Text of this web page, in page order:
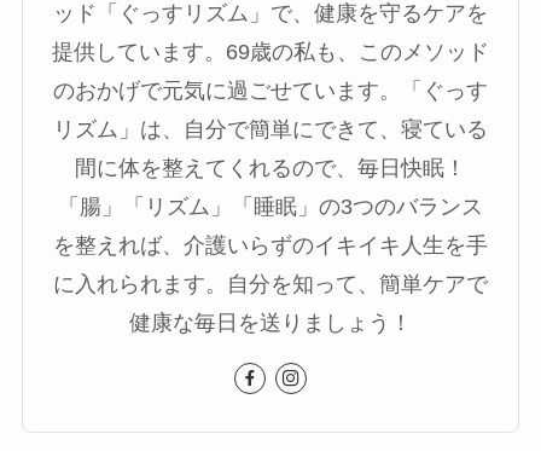
ッド「ぐっすリズム」で、健康を守るケアを
提供しています。69歳の私も、このメソッド
のおかげで元気に過ごせています。「ぐっす
リズム」は、自分で簡単にできて、寝ている
間に体を整えてくれるので、毎日快眠！
「腸」「リズム」「睡眠」の3つのバランス
を整えれば、介護いらずのイキイキ人生を手
に入れられます。自分を知って、簡単ケアで
健康な毎日を送りましょう！